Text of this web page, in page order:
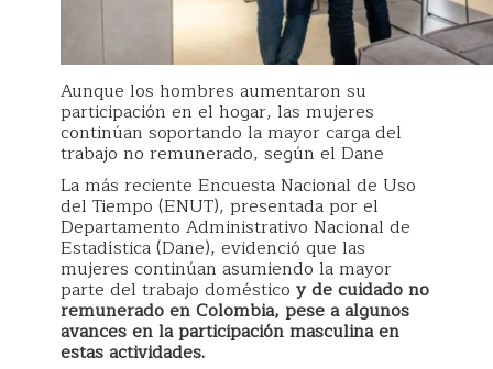
Aunque los hombres aumentaron su
participación en el hogar, las mujeres
continúan soportando la mayor carga del
trabajo no remunerado, según el Dane
La más reciente Encuesta Nacional de Uso
del Tiempo (ENUT), presentada por el
Departamento Administrativo Nacional de
Estadística (Dane), evidenció que las
mujeres continúan asumiendo la mayor
parte del trabajo doméstico y de cuidado no
remunerado en Colombia, pese a algunos
avances en la participación masculina en
estas actividades.